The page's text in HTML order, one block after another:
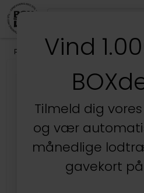
Produkter /Børneværelset /Omnioutil
Vind
Tilmeld dig
og vær
månedlige
gavekort på